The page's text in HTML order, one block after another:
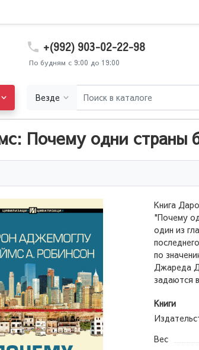
+(992) 903-02-22-98
По будням с 9:00 до 19:00
Везде
Почему одни страны
Книга
"Почему
один из
по
Джареда
задаются
Книги
Вес